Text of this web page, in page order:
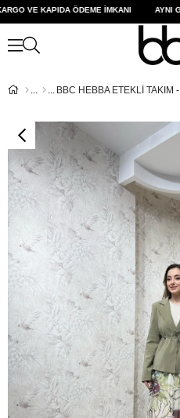
VE KAPIDA ÖDEME İMKANI AYNI
BBC HEBBA ETEKLİ TAKIM